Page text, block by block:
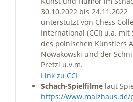
30.10.2022 bis 24.11.2022
unterstützt von Chess
International (CCI) u.a. mit
des polnischen Künstlers
Nowakowski und der
Pretzl u.v.m.
Link zu CCI
Schach-Spielfilme laut
https://